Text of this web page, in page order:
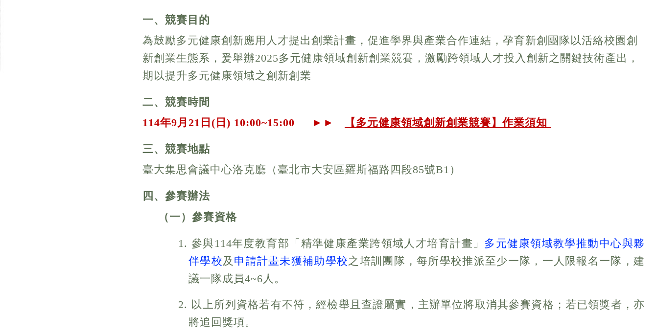
一、競賽目的
為鼓勵多元健康創新應用人才提出創業計畫，促進學界與產業合作連結，孕育新創團隊以活絡校園創
新創業生態系，爰舉辦2025多元健康領域創新創業競賽，激勵跨領域人才投入創新之關鍵技術產出，
期以提升多元健康領域之創新創業
二、競賽時間
114年9月 21 日 ( 日 ) 10:00~15:00 ► ► 【多元健康領域創新創業競賽】作業須知
三、競賽地點
臺大集思會議中心洛克廳（臺北市大安區羅斯福路四段85號B1 ）
四、參賽辦法
（一）參賽資格
1. 參與114年度教育部「精準健康產業跨領域人才培育計畫」 多元健康領域教學推動中心與夥
伴學校及 申請計畫未獲補助學校之培訓團隊，每所學校推派至少一隊，一人限報名一隊，建
議一隊成員4~6人。
2. 以上所列資格若有不符，經檢舉且查證屬實，主辦單位將取消其參賽資格；若已領獎者，亦
將追回獎項。